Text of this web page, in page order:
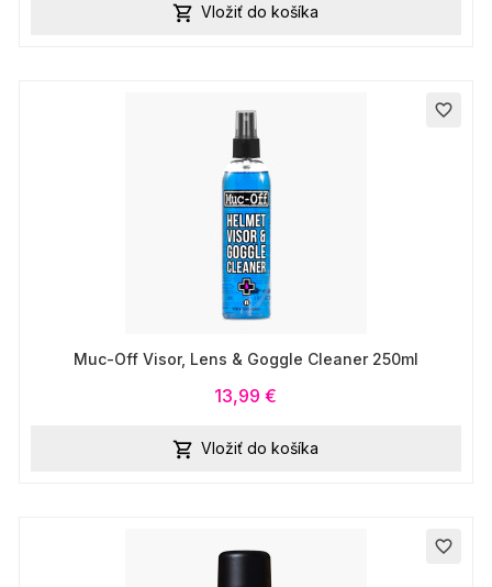
 Vložiť do košíka
favorite_border
Muc-Off Visor, Lens & Goggle Cleaner 250ml
13,99 €
 Vložiť do košíka
favorite_border